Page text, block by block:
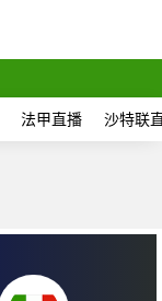
法甲直播 沙特联